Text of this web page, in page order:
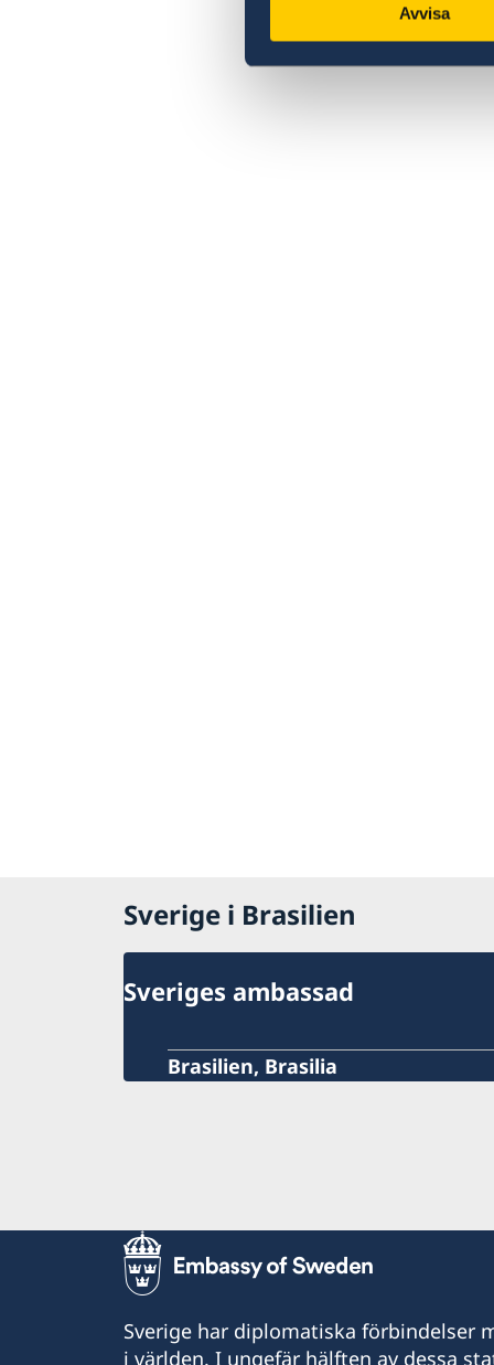
Avvisa
Sverige i Brasilien
Sveriges ambassad
Brasilien, Brasilia
Sverige har diplomatiska förbindelser
i världen. I ungefär hälften av dessa